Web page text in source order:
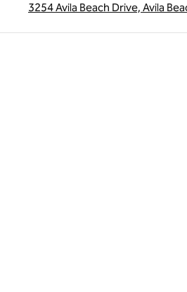
3254 Avila Beach Drive, Avila